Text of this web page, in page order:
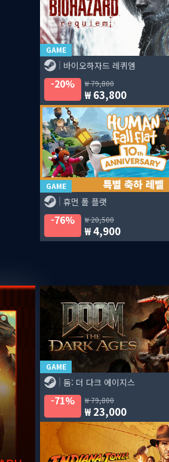
GAME
바이오하자드 레퀴엠
20% 79,800
63,800
GAME
휴먼 폴 플랫
76% 20,500
4,900
GAME
둠: 더 다크 에이지스
71% 79,800
23,000